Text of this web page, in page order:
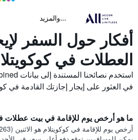
...والمزيد
أفكار حول السفر
العطلات في
في العثور على إيجار إجازتك القادمة في
ما هو أرخص يوم للإقامة في بيت عطلات